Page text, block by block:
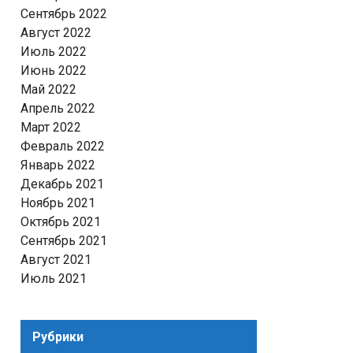
Сентябрь 2022
Август 2022
Июль 2022
Июнь 2022
Май 2022
Апрель 2022
Март 2022
Февраль 2022
Январь 2022
Декабрь 2021
Ноябрь 2021
Октябрь 2021
Сентябрь 2021
Август 2021
Июль 2021
Рубрики